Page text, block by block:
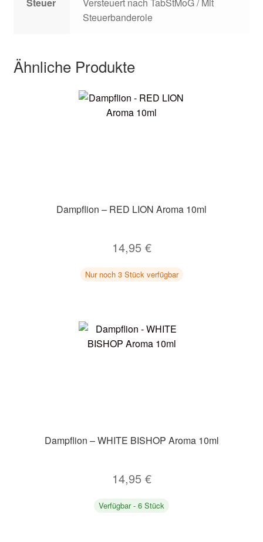
Steuer
Versteuert nach TabStMoG / Mit
Steuerbanderole
Ähnliche Produkte
Dampflion – RED LION Aroma 10ml
14,95 €
Nur noch 3 Stück verfügbar
Dampflion – WHITE BISHOP Aroma 10ml
14,95 €
Verfügbar - 6 Stück